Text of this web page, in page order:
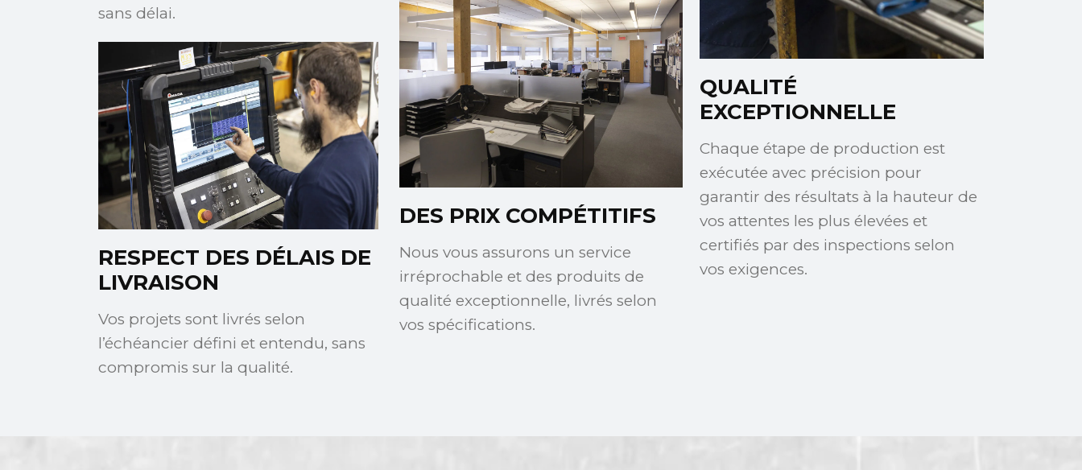
sans délai.
RESPECT DES DÉLAIS DE
LIVRAISON
Vos projets sont livrés selon
l’échéancier défini et entendu, sans
compromis sur la qualité.
DES PRIX COMPÉTITIFS
Nous vous assurons un service
irréprochable et des produits de
qualité exceptionnelle, livrés selon
vos spécifications.
QUALITÉ
EXCEPTIONNELLE
Chaque étape de production est
exécutée avec précision pour
garantir des résultats à la hauteur de
vos attentes les plus élevées et
certifiés par des inspections selon
vos exigences.